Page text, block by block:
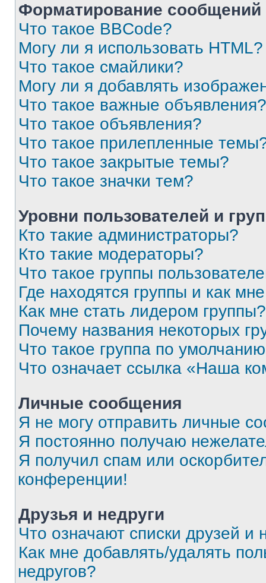
Форматирование
Что такое BBCode?
Могу ли я использовать HTML?
Что такое смайлики?
Могу ли я добавлять
Что такое важные объявления?
Что такое объявления?
Что такое прилепленные
Что такое закрытые темы?
Что такое значки тем?
Уровни пользователей и
Кто такие администраторы?
Кто такие модераторы?
Что такое группы
Где находятся группы и как
Как мне стать лидером группы?
Почему названия некоторых
Что такое группа по
Что означает ссылка «Наша
Личные сообщения
Я не могу отправить личные
Я постоянно получаю
Я получил спам или
конференции!
Друзья и недруги
Что означают списки друзей и
Как мне добавлять/удалять
недругов?